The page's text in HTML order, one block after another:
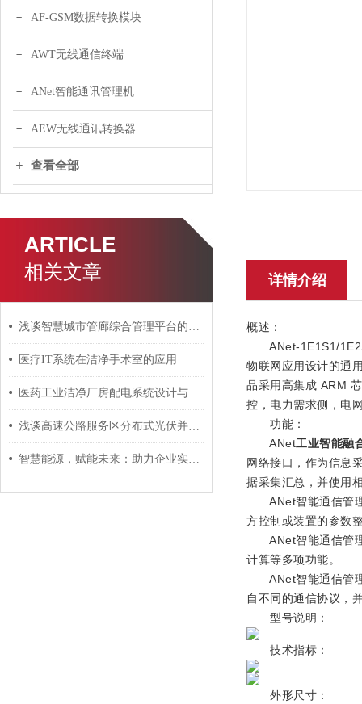
AF-GSM数据转换模块
AWT无线通信终端
ANet智能通讯管理机
AEW无线通讯转换器
查看全部
ARTICLE
相关文章
浅谈智慧城市管廊综合管理平台的建设及设备选型
医疗IT系统在洁净手术室的应用
医药工业洁净厂房配电系统设计与节能应用
浅谈高速公路服务区分布式光伏并网发电
智慧能源，赋能未来：助力企业实现能源数字化转型
详情介绍
概述：
ANet-1E1S1/
物联网应用设计的通
品采用高集成 ARM
控，电力需求侧，电
功能：
ANet工业智能融
网络接口，作为信息
据采集汇总，并使用
ANet智能通信管理
方控制或装置的参数
ANet智能通信管理
计算等多项功能。
ANet智能通信管理
自不同的通信协议，
型号说明：
技术指标：
外形尺寸：